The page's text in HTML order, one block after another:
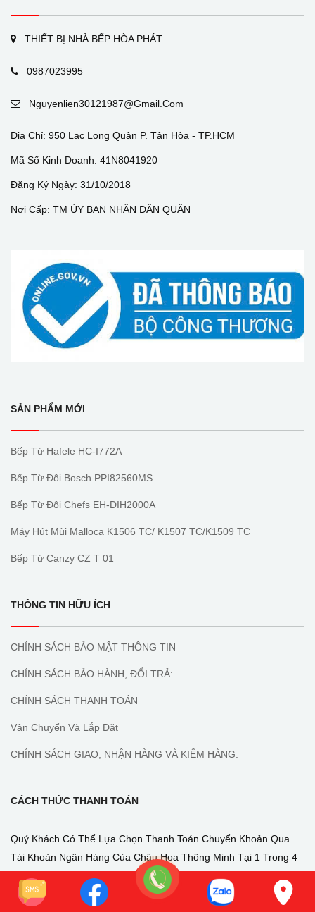
THIẾT BỊ NHÀ BẾP HÒA PHÁT
0987023995
Nguyenlien30121987@gmail.com
Địa Chỉ: 950 Lạc Long Quân P. Tân Hòa - TP.HCM
Mã Số Kinh Doanh: 41N8041920
Đăng Ký Ngày: 31/10/2018
Nơi Cấp: TM ỦY BAN NHÂN DÂN QUẬN
SẢN PHẨM MỚI
Bếp Từ Hafele HC-I772A
Bếp Từ Đôi Bosch PPI82560MS
Bếp Từ Đôi Chefs EH-DIH2000A
Máy Hút Mùi Malloca K1506 TC/ K1507 TC/K1509 TC
Bếp Từ Canzy CZ T 01
THÔNG TIN HỮU ÍCH
CHÍNH SÁCH BẢO MẬT THÔNG TIN
CHÍNH SÁCH BẢO HÀNH, ĐỔI TRẢ:
CHÍNH SÁCH THANH TOÁN
Vận Chuyển Và Lắp Đặt
CHÍNH SÁCH GIAO, NHẬN HÀNG VÀ KIỂM HÀNG:
CÁCH THỨC THANH TOÁN
Quý Khách Có Thể Lựa Chọn Thanh Toán Chuyển Khoản Qua
Tài Khoản Ngân Hàng Của Chậu Hoa Thông Minh Tại 1 Trong 4
Ngân Hàng Bên Trên.